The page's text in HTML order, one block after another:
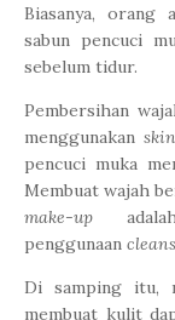
Biasanya, orang
sabun pencuci
sebelum tidur.
Pembersihan
menggunakan
pencuci muka
Membuat wajah
make-up
penggunaan
Di samping itu,
membuat kulit